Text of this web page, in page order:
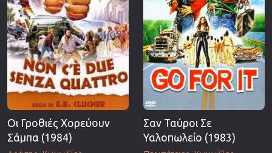
Ερωτικές
Ευρωπαικός Κινηματογράφος
Θρησκευτικές
Θρίλερ
Ιστορικές
Καταστροφής
Κλασσικές
Οι Γροθιές Χορεύουν
Σάμπα (1984)
Σαν Ταύροι Σε
Υαλοπωλείο (1983)